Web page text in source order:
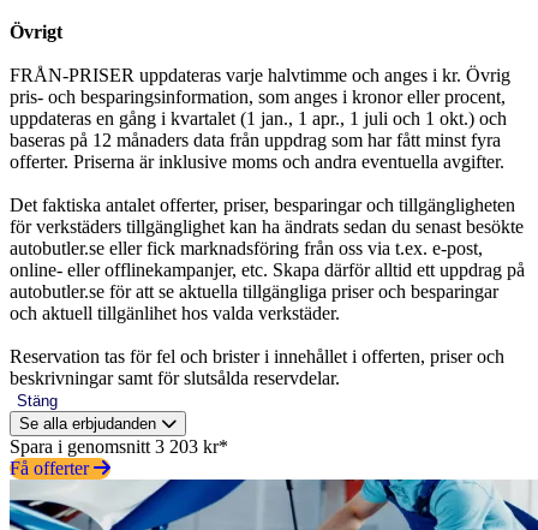
Övrigt
FRÅN-PRISER uppdateras varje halvtimme och anges i kr. Övrig
pris- och besparingsinformation, som anges i kronor eller procent,
uppdateras en gång i kvartalet (1 jan., 1 apr., 1 juli och 1 okt.) och
baseras på 12 månaders data från uppdrag som har fått minst fyra
offerter. Priserna är inklusive moms och andra eventuella avgifter.
Det faktiska antalet offerter, priser, besparingar och tillgängligheten
för verkstäders tillgänglighet kan ha ändrats sedan du senast besökte
autobutler.se eller fick marknadsföring från oss via t.ex. e-post,
online- eller offlinekampanjer, etc. Skapa därför alltid ett uppdrag på
autobutler.se för att se aktuella tillgängliga priser och besparingar
och aktuell tillgänlihet hos valda verkstäder.
Reservation tas för fel och brister i innehållet i offerten, priser och
beskrivningar samt för slutsålda reservdelar.
Stäng
Se alla erbjudanden
Spara i genomsnitt 3 203 kr*
Få offerter